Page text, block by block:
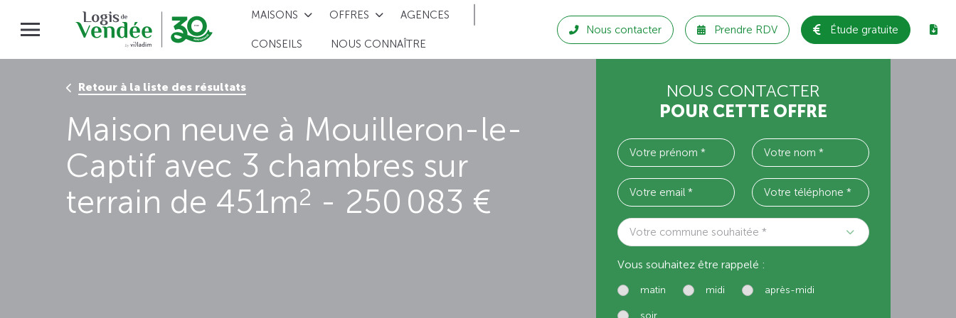
MAISONS OFFRES AGENCES
CONSEILS NOUS CONNAÎTRE
Nous contacter Prendre RDV Étude gratuite
Retour à la liste des résultats
Maison neuve à Mouilleron-le-
Captif avec 3 chambres sur
terrain de 451m2 - 250 083 €
NOUS CONTACTER
POUR CETTE OFFRE
Votre commune souhaitée *
Vous souhaitez être rappelé :
matin midi après-midi